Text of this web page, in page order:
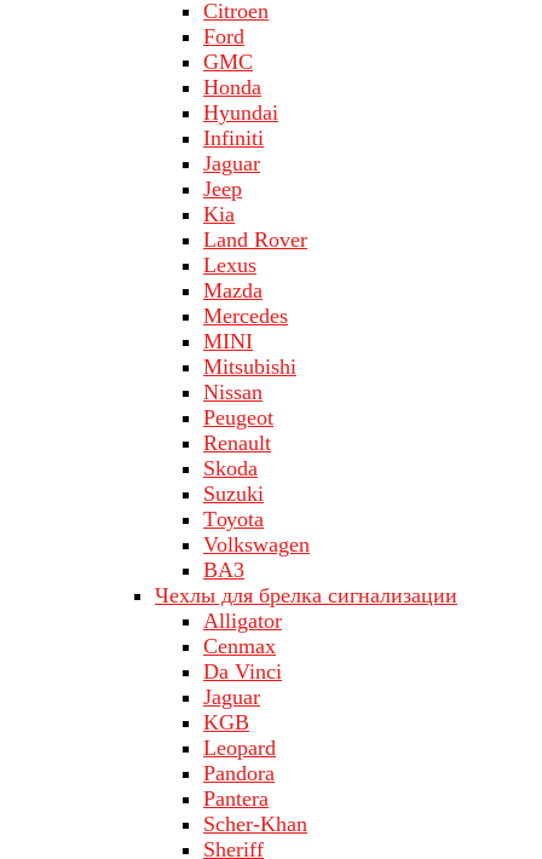
Citroen
Ford
GMC
Honda
Hyundai
Infiniti
Jaguar
Jeep
Kia
Land Rover
Lехus
Mazda
Merсеdеs
MINI
Mitsubishi
Nissan
Peugeot
Renault
Skoda
Suzuki
Tоуоta
Volkswagen
ВA3
Чехлы для брелка сигнализации
Alligator
Cenmax
Da Vinci
Jaguar
KGB
Leopard
Pandora
Pantera
Scher-Khan
Sheriff